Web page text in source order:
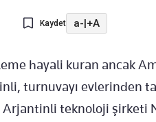
Kaydet a-|+A
hayali kuran ancak
turnuvayı evlerinden
teknoloji şirketi